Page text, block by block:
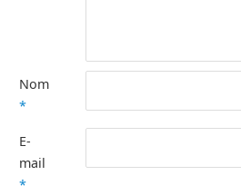
Nom
*
E-
mail
*